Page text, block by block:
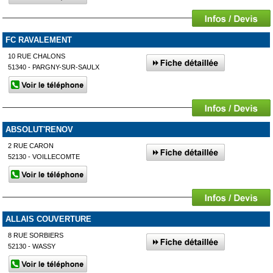
FC RAVALEMENT
10 RUE CHALONS
51340 - PARGNY-SUR-SAULX
ABSOLUT'RENOV
2 RUE CARON
52130 - VOILLECOMTE
ALLAIS COUVERTURE
8 RUE SORBIERS
52130 - WASSY